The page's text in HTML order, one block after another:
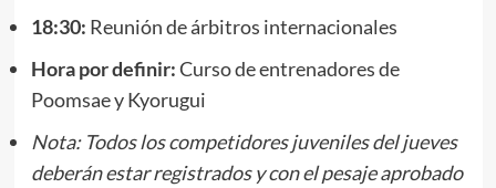
18:30: Reunión de árbitros internacionales
Hora por definir:Curso de entrenadores de
Poomsae y Kyorugui
Nota: Todos los competidores juveniles del jueves
deberán estar registrados y con el pesaje aprobado